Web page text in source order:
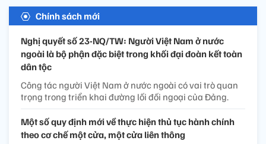
Chính sách mới
Nghị quyết số 23-NQ/TW: Người Việt Nam ở nước
ngoài là bộ phận đặc biệt trong khối đại đoàn kết toàn
dân tộc
Công tác người Việt Nam ở nước ngoài có vai trò quan
trọng trong triển khai đường lối đối ngoại của Đảng.
Một số quy định mới về thực hiện thủ tục hành chính
theo cơ chế một cửa, một cửa liên thông